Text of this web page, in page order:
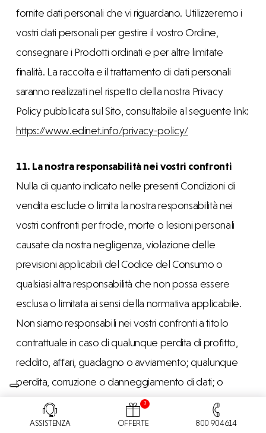
ASSISTENZA OFFERTE
3
800 904614
fornite dati personali che vi riguardano. Utilizzeremo i
vostri dati personali per gestire il vostro Ordine,
consegnare i Prodotti ordinati e per altre limitate
finalità. La raccolta e il trattamento di dati personali
saranno realizzati nel rispetto della nostra Privacy
Policy pubblicata sul Sito, consultabile al seguente link:
https://www.edinet.info/privacy-policy/
11. La nostra responsabilità nei vostri confronti
Nulla di quanto indicato nelle presenti Condizioni di
vendita esclude o limita la nostra responsabilità nei
vostri confronti per frode, morte o lesioni personali
causate da nostra negligenza, violazione delle
previsioni applicabili del Codice del Consumo o
qualsiasi altra responsabilità che non possa essere
esclusa o limitata ai sensi della normativa applicabile.
Non siamo responsabili nei vostri confronti a titolo
contrattuale in caso di qualunque perdita di profitto,
reddito, affari, guadagno o avviamento; qualunque
perdita, corruzione o danneggiamento di dati; o
qualunque perdita o danno che non era una
conseguenza ragionevolmente prevedibile di una